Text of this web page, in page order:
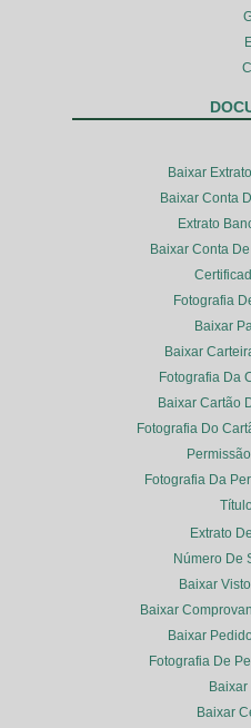
Baixar
Baixar Conta
Extrato
Baixar Conta
Fotografia
Baixar
Baixar
Fotografia Da
Baixar Cartão
Fotografia Do
Fotografia Da
Extrato
Número De
Baixar
Baixar
Baixar
Fotografia De
Baixar
Baixar